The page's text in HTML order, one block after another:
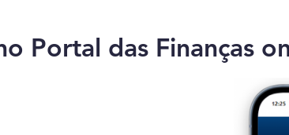
Portal das Finanças